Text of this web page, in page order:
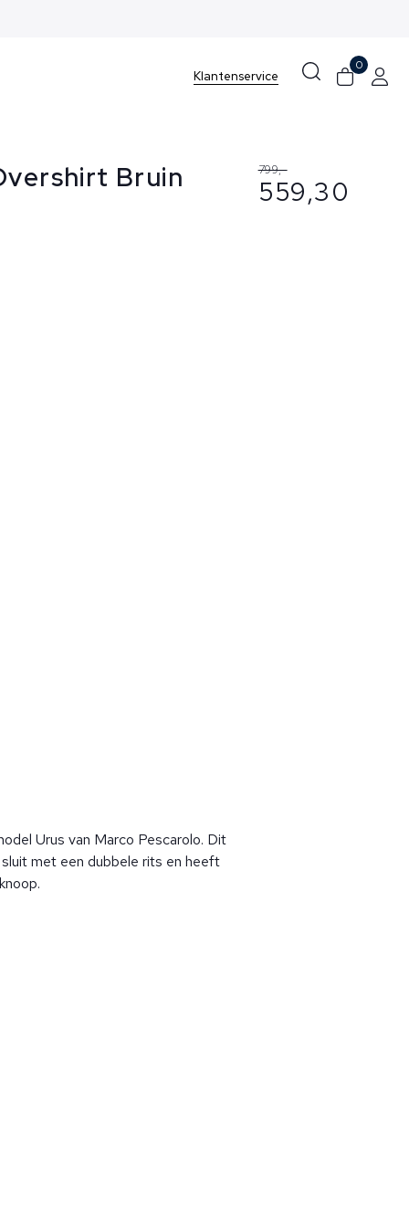
Klantenservice
0
Bruin
Urus van Marco Pescarolo. Dit
met een dubbele rits en heeft
799,-
559,30